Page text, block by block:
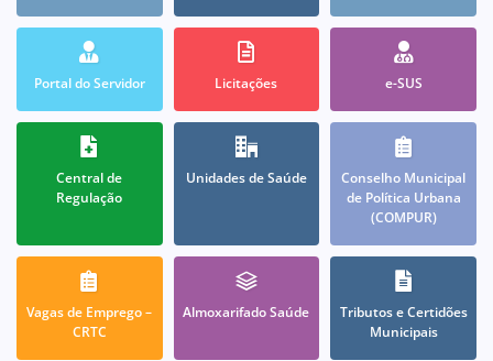
Portal do Servidor Licitações e-SUS
Central de
Regulação
Unidades de Saúde
Conselho Municipal
de Política Urbana
(COMPUR)
Vagas de Emprego –
CRTC
Almoxarifado Saúde
Tributos e Certidões
Municipais